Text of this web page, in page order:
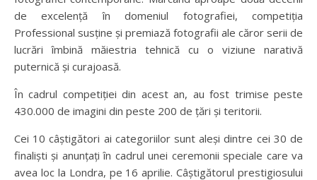
de excelență în domeniul fotografiei, competiția
Professional susține și premiază fotografii ale căror serii de
lucrări îmbină măiestria tehnică cu o viziune narativă
puternică și curajoasă.
În cadrul competiției din acest an, au fost trimise peste
430.000 de imagini din peste 200 de țări și teritorii.
Cei 10 câștigători ai categoriilor sunt aleși dintre cei 30 de
finaliști și anunțați în cadrul unei ceremonii speciale care va
avea loc la Londra, pe 16 aprilie. Câștigătorul prestigiosului